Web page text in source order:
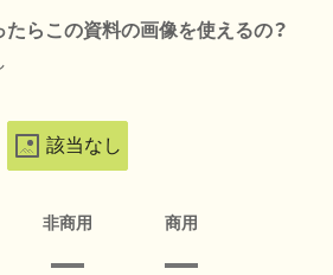
たらこの資料の画像を使えるの？
該当なし
非商用 商用